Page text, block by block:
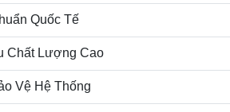
Quốc Tế
Chất Lượng Cao
Vệ Hệ Thống